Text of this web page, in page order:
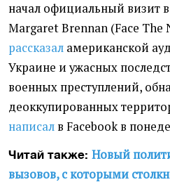
начал официальный визит
Margaret Brennan (Face The
рассказал американской
Украине и ужасных
военных преступлений,
деоккупированных
написал в Facebook в
Читай также: Новый
вызовов, с которыми